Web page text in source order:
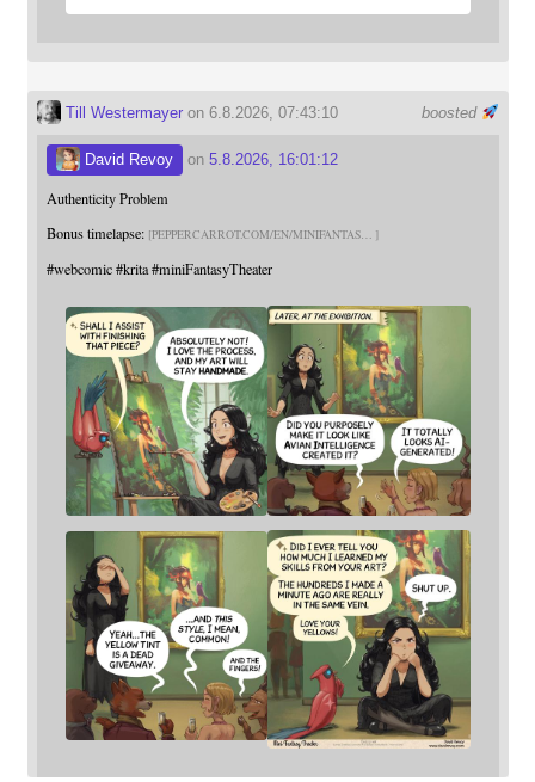
boosted
Till Westermayeron 6.8.2026, 07:43:10
David Revoy on 5.8.2026, 16:01:12
Authenticity Problem
Bonus timelapse: PEPPERCARROT.COM/EN/MINIFANTAS
#webcomic #krita #miniFantasyTheater